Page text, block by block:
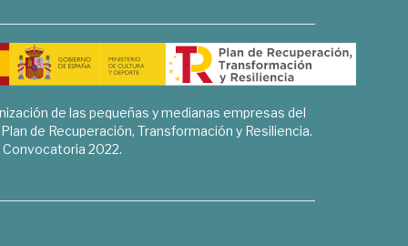
de las pequeñas y medianas empresas del
de Recuperación, Transformación y Resiliencia.
Convocatoria 2022.